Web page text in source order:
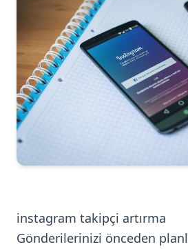
instagram takipçi artırma
Gönderilerinizi önceden